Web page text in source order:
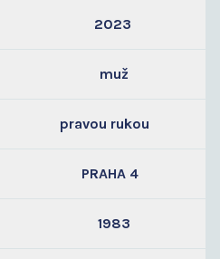
2023
muž
pravou rukou
PRAHA 4
1983